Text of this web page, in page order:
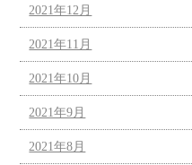
2021年12月
2021年11月
2021年10月
2021年9月
2021年8月